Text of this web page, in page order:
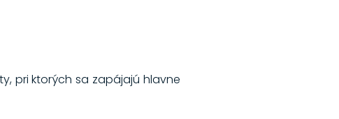
pri ktorých sa zapájajú hlavne